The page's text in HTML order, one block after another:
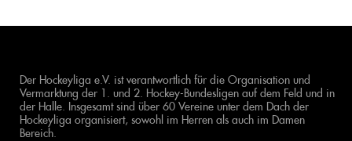
Der Hockeyliga e.V. ist verantwortlich für die Organisation und
Vermarktung der 1. und 2. Hockey-Bundesligen auf dem Feld und in
der Halle. Insgesamt sind über 60 Vereine unter dem Dach der
Hockeyliga organisiert, sowohl im Herren als auch im Damen
Bereich.